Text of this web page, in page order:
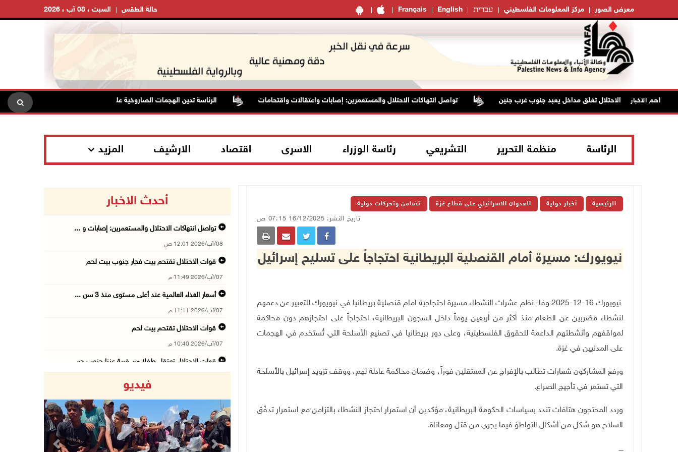
Français English עברית مركز المعلومات الفلسطيني معرض الصور السبت ، 08 آب ، 2026 حالة الطقس
أهم الاخبار
قوات الاحتلال تغلق مداخل يعبد جنوب غرب جنين تواصل انتهاكات الاحتلال والمستعمرين: إصابات واعتقالات واقتحامات الرئاسة تدين الهجمات الصاروخية على المملكة العربية السعودية والجمهورية
الرئاسة منظمة التحرير التشريعي رئاسة الوزراء الاسرى اقتصاد الارشيف المزيد
الرئيسية أخبار دولية العدوان الاسرائيلي على قطاع غزة تضامن وتحركات دولية
تاريخ النشر: 16/12/2025 07:15 ص
نيويورك: مسيرة أمام القنصلية البريطانية احتجاجاً على تسليح إسرائيل
نيويورك 16-12-2025 وفا- نظم عشرات النشطاء مسيرة احتجاجية امام قنصلية بريطانيا في نيويورك للتعبير عن دعمهم
لنشطاء مضربين عن الطعام منذ أكثر من أربعين يوماً داخل السجون البريطانية، احتجاجاً على احتجازهم دون محاكمة
لمواقفهم وأنشطتهم الداعمة للحقوق الفلسطينية، وعلى دور بريطانيا في تصنيع الأسلحة التي تُستخدم في الهجمات
على المدنيين في غزة.
ورفع المشاركون شعارات تطالب بالإفراج عن المعتقلين فوراً، وضمان محاكمة عادلة لهم، ووقف تزويد إسرائيل بالأسلحة
التي تستمر في تأجيج الصراع.
وردد المحتجون هتافات تندد بسياسات الحكومة البريطانية، مؤكدين أن استمرار احتجاز النشطاء بالتزامن مع استمرار تدفّق
السلاح هو شكل من أشكال التواطؤ فيما يجري من قتل ومعاناة.
ــــ
أحدث الاخبار
تواصل انتهاكات الاحتلال والمستعمرين: إصابات و ...
08/آب/2026 12:01 ص
قوات الاحتلال تقتحم بيت فجار جنوب بيت لحم
07/آب/2026 11:49 م
أسعار الغذاء العالمية عند أعلى مستوى منذ 3 سن ...
07/آب/2026 11:11 م
قوات الاحتلال تقتحم بيت لحم
07/آب/2026 10:40 م
قوات الاحتلال تعتقل طفلا من قرية عنزا جنوب جن ...
07/آب/2026 10:15 م
الاحتلال يعيق تنقل المواطنين ويقتحم بلدات شرق ...
07/آب/2026 08:52 م
فيديو
Previous Next